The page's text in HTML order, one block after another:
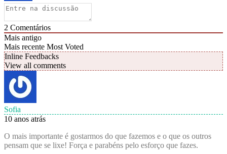
2 Comentários
Mais antigo
Mais recente Most Voted
Inline Feedbacks
View all comments
Sofia
10 anos atrás
O mais importante é gostarmos do que fazemos e o que os outros
pensam que se lixe! Força e parabéns pelo esforço que fazes.